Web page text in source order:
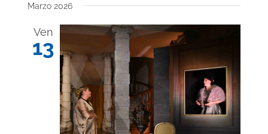
Marzo 2026
Ven
13